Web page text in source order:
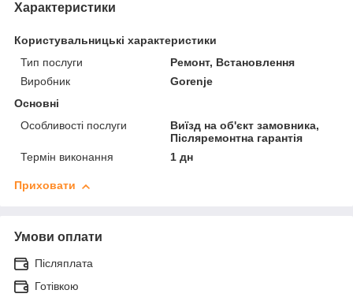
Характеристики
Користувальницькі характеристики
Тип послуги
Ремонт, Встановлення
Виробник
Gorenje
Основні
Особливості послуги
Виїзд на об'єкт замовника,
Післяремонтна гарантія
Термін виконання
1 дн
Приховати
Умови оплати
Післяплата
Готівкою